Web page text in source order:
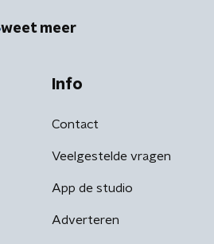
weet meer
Info
Contact
Veelgestelde vragen
App de studio
Adverteren